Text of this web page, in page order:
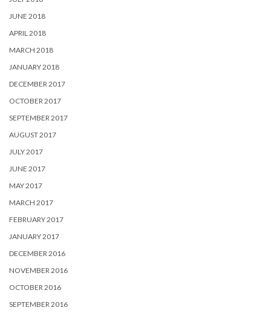
JUNE 2018
APRIL 2018
MARCH 2018
JANUARY 2018
DECEMBER 2017
OCTOBER 2017
SEPTEMBER 2017
AUGUST 2017
JULY 2017
JUNE 2017
MAY 2017
MARCH 2017
FEBRUARY 2017
JANUARY 2017
DECEMBER 2016
NOVEMBER 2016
OCTOBER 2016
SEPTEMBER 2016